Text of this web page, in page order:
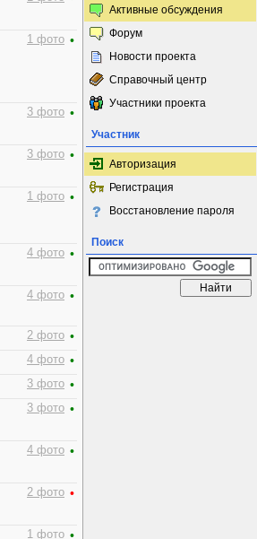
1 фото •
3 фото •
3 фото •
1 фото •
4 фото •
4 фото •
2 фото •
4 фото •
3 фото •
3 фото •
4 фото •
2 фото •
1 фото •
Активные обсуждения
Форум
Новости проекта
Справочный центр
Участники проекта
Участник
Авторизация
Регистрация
Восстановление пароля
Поиск